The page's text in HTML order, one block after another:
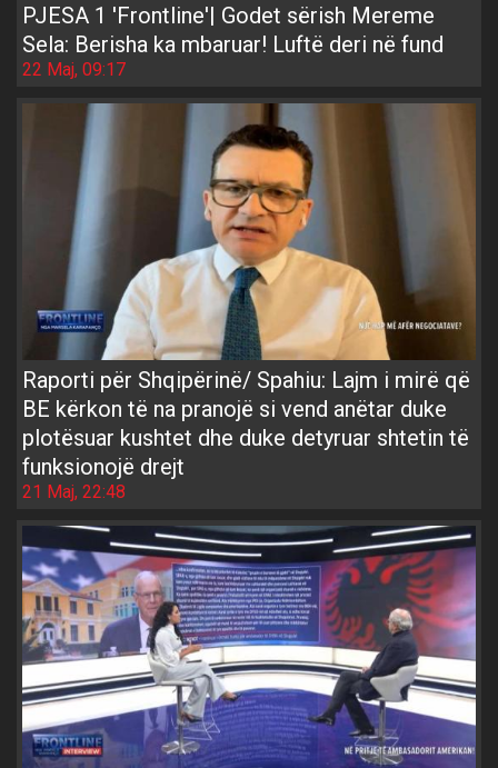
PJESA 1 'Frontline'| Godet sërish Mereme
Sela: Berisha ka mbaruar! Luftë deri në fund
22 Maj, 09:17
Raporti për Shqipërinë/ Spahiu: Lajm i mirë që
BE kërkon të na pranojë si vend anëtar duke
plotësuar kushtet dhe duke detyruar shtetin të
funksionojë drejt
21 Maj, 22:48